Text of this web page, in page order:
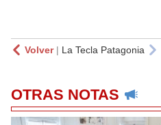
Volver| La Tecla Patagonia
OTRAS NOTAS